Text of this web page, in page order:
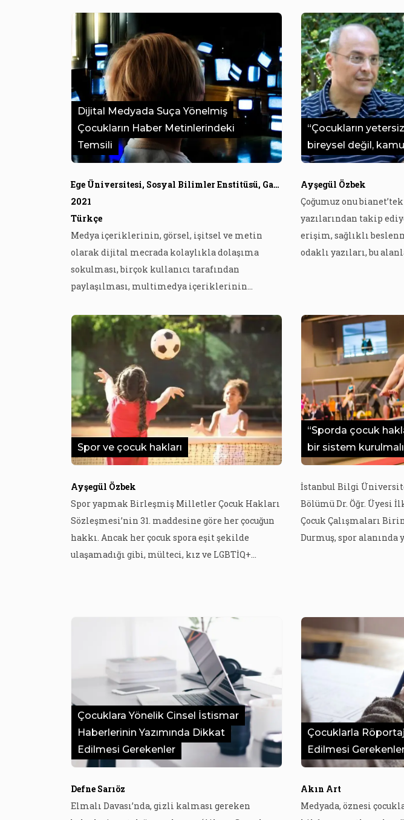
Dijital Medyada Suça Yönelmiş
Çocukların Haber Metinlerindeki
Temsili
Ege Üniversitesi, Sosyal Bilimler Enstitüsü, Gazetecilik Anabilim Dalı
2021
Türkçe
Medya içeriklerinin, görsel, işitsel ve metin
olarak dijital mecrada kolaylıkla dolaşıma
sokulması, birçok kullanıcı tarafından
paylaşılması, multimedya içeriklerinin
internet üzerinden etkileşimin artması gibi
yenilikler, iletişim araştırmalarında dijital
medyada yer alan haberlerin de sıklıkla
incelenmesine sebebiyet vermektedir. Haber
metinlerinin sadece haber sitelerinde değil
aynı zamanda sosyal medya hesaplarında da yer
alması, […]
“Çocukların
bireysel değil,
Ayşegül Özbek
Çoğumuz onu
yazılarından takip
erişim, sağlıklı
odaklı yazıları, bu
“Çocuklarımızı nasıl
sağlıklı beslenmesini
onları nasıl
Spor ve çocuk hakları
Ayşegül Özbek
Spor yapmak Birleşmiş Milletler Çocuk Hakları
Sözleşmesi’nin 31. maddesine göre her çocuğun
hakkı. Ancak her çocuk spora eşit şekilde
ulaşamadığı gibi, mülteci, kız ve LGBTİQ+
Hacısoftaoğlu, “Sınıfsal eşitsizlik çocukların
spora erişimini güçleştiriyor. Spora erişebilse
bile yalnızca belirli branşlara erişebiliyor” […]
“Sporda çocuk
bir sistem
İstanbul Bilgi
Bölümü Dr. Öğr. Üyesi
Çocuk Çalışmaları
Durmuş, spor alanında
hakkı. Taraf Devletler
zaman değerlendirme,
Çocuklara Yönelik Cinsel İstismar
Haberlerinin Yazımında Dikkat
Edilmesi Gerekenler
Defne Sarıöz
Elmalı Davası’nda, gizli kalması gereken
Çocuklarla
Edilmesi
Akın Art
Medyada, öznesi